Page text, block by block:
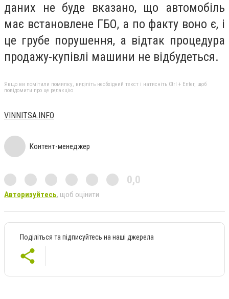
даних не буде вказано, що автомобіль
має встановлене ГБО, а по факту воно є, і
це грубе порушення, а відтак процедура
продажу-купівлі машини не відбудеться.
Якщо ви помітили помилку, виділіть необхідний текст і натисніть Ctrl + Enter, щоб
повідомити про це редакцію
VINNITSA.INFO
Контент-менеджер
0,0
Авторизуйтесь, щоб оцінити
Поділіться та підписуйтесь на наші джерела